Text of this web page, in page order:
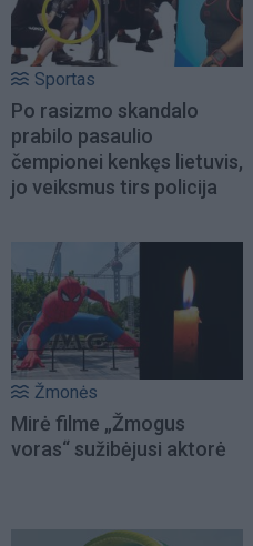
Sportas
Po rasizmo skandalo
prabilo pasaulio
čempionei kenkęs lietuvis,
jo veiksmus tirs policija
Žmonės
Mirė filme „Žmogus
voras“ sužibėjusi aktorė